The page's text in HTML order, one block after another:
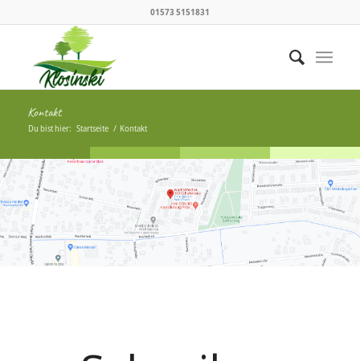
01573 5151831
Kontakt
Du bist hier: Startseite / Kontakt